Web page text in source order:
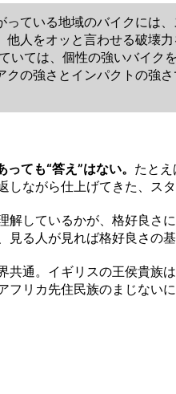
っている地域のバイクには
他人をオッと言わせる破壊
いては、個性の強いバイク
の強さとインパクトの強
ても“答え”はない。 たと
しながら仕上げてきた、ス
解しているかが、格好良さ
見る人が見れば格好良さの基
共通。イギリスの王侯貴族
フリカ先住民族のまじない